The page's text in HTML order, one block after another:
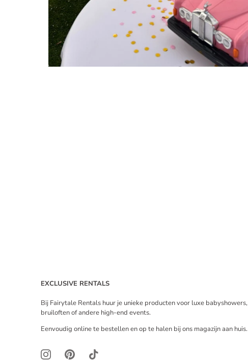
EXCLUSIVE RENTALS
Bij Fairytale Rentals huur je unieke producten voor luxe babyshowers,
bruiloften of andere high-end events.
Eenvoudig online te bestellen en op te halen bij ons magazijn aan huis.